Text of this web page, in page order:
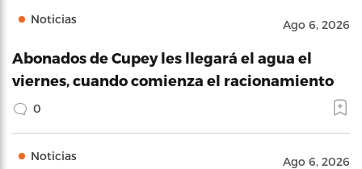
Noticias Ago 6, 2026
Abonados de Cupey les llegará el agua el
viernes, cuando comienza el racionamiento
0
Noticias Ago 6, 2026